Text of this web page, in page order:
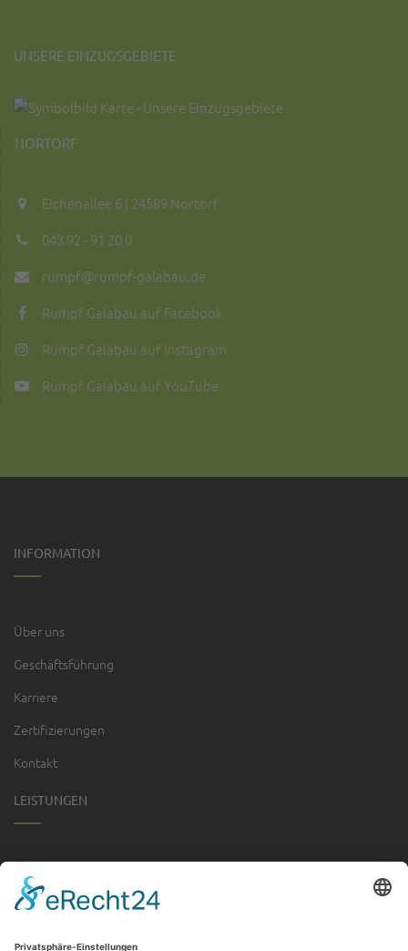
UNSERE EINZUGSGEBIETE
NORTORF
Eichenallee 6 | 24589 Nortorf
043 92 - 91 20 0
rumpf@rumpf-galabau.de
Rumpf Galabau auf Facebook
Rumpf Galabau auf Instagram
Rumpf Galabau auf YouTube
INFORMATION
Über uns
Geschäftsführung
Karriere
Zertifizierungen
Kontakt
LEISTUNGEN
Garten- & Landschaftsbau
Sportplatzbau
Tiefbau